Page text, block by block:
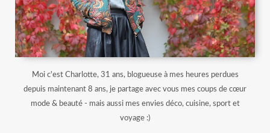
Moi c'est Charlotte, 31 ans, blogueuse à mes heures perdues
depuis maintenant 8 ans, je partage avec vous mes coups de cœur
mode & beauté - mais aussi mes envies déco, cuisine, sport et
voyage :)